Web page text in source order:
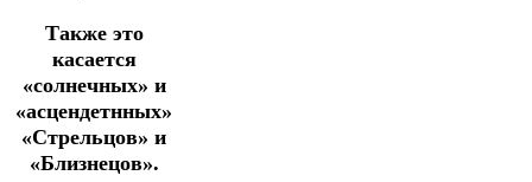
Также это
касается
«солнечных» и
«асцендетнных»
«Стрельцов» и
«Близнецов».